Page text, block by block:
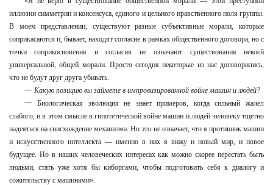
иллюзии симметрии и консенсуса, единого и цельного нравственного поля группы.
В моем представлении, существуют разные субъективные морали, которые
соприкасаются и, бывает, находят согласие в рамках общественного договора, но с
точки соприкосновения и согласия не означают существования некоей
универсальной, общей морали. Просто сегодня некоторые из нас договорились,
что не будут друг друга убивать.
— Какую позицию вы займете в импровизированной войне машин и людей?
—Биологическая эволюция не знает примеров, когда сильный жалел
слабого, и в этом смысле в гипотетической войне машин и людей человеку тщетно
надеяться на снисхождение механизма. Но это не означает, что я противник машин
и искусственного интеллекта — именно в них я вижу и новый мир, и новое
будущее. Но в наших человеческих интересах как можно скорее перестать быть
людьми, стать уже хотя бы киборгами, чтобы подготовить себя к диалогу и
сожительству с машинами».